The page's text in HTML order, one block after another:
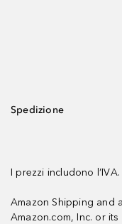
Spedizione
I prezzi includono
Amazon Shipping and
Amazon.com, Inc. or